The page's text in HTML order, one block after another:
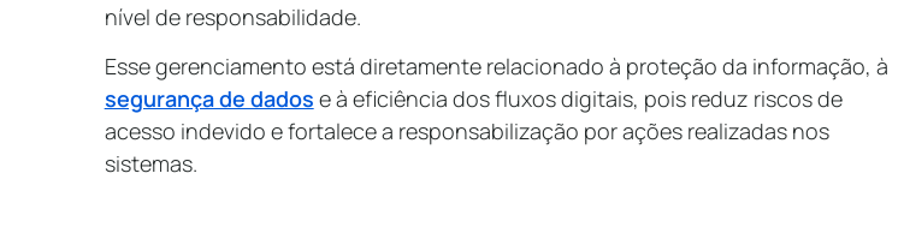
nível de responsabilidade.
Esse gerenciamento está diretamente relacionado à proteção da informação, à
segurança de dados e à eficiência dos fluxos digitais, pois reduz riscos de
acesso indevido e fortalece a responsabilização por ações realizadas nos
sistemas.